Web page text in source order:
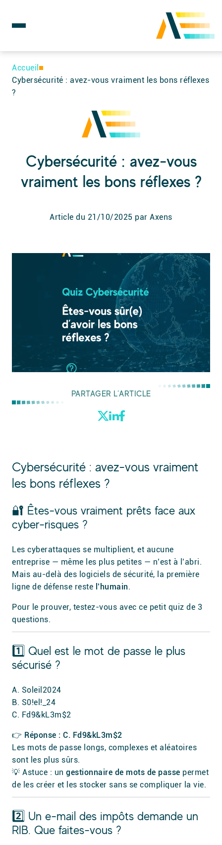
Skip
content
Rechercher :
Accueil
Cybersécurité : avez-vous vraiment les bons réflexes
?
Cybersécurité : avez-vous
vraiment les bons réflexes ?
Article du 21/10/2025 par Axens
PARTAGER L’ARTICLE
Cybersécurité : avez-vous vraiment
les bons réflexes ?
🔐 Êtes-vous vraiment prêts face aux
cyber-risques ?
Les cyberattaques se multiplient, et aucune
entreprise — même les plus petites — n’est à l’abri.
Mais au-delà des logiciels de sécurité, la première
ligne de défense reste l’humain.
Pour le prouver, testez-vous avec ce petit quiz de 3
questions.
1️⃣ Quel est le mot de passe le plus
sécurisé ?
A. Soleil2024
B. S0!el!_24
C. Fd9&kL3m$2
👉 Réponse : C. Fd9&kL3m$2
Les mots de passe longs, complexes et aléatoires
sont les plus sûrs.
💡 Astuce : un gestionnaire de mots de passe permet
de les créer et les stocker sans se compliquer la vie.
2️⃣ Un e-mail des impôts demande un
RIB. Que faites-vous ?